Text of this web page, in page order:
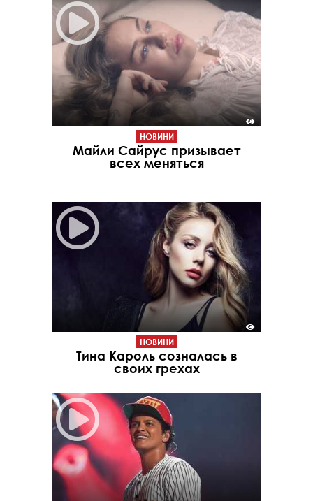
НОВИНИ
Майли Сайрус призывает
всех меняться
НОВИНИ
Тина Кароль созналась в
своих грехах